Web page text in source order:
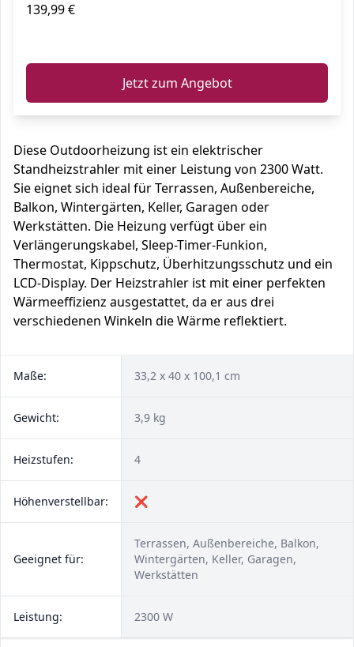
139,99 €
Jetzt zum Angebot
Diese Outdoorheizung ist ein elektrischer
Standheizstrahler mit einer Leistung von 2300 Watt.
Sie eignet sich ideal für Terrassen, Außenbereiche,
Balkon, Wintergärten, Keller, Garagen oder
Werkstätten. Die Heizung verfügt über ein
Verlängerungskabel, Sleep-Timer-Funkion,
Thermostat, Kippschutz, Überhitzungsschutz und ein
LCD-Display. Der Heizstrahler ist mit einer perfekten
Wärmeeffizienz ausgestattet, da er aus drei
verschiedenen Winkeln die Wärme reflektiert.
Maße: 33,2 x 40 x 100,1 cm
Gewicht: 3,9 kg
Heizstufen: 4
Höhenverstellbar: ❌
Geeignet für:
Terrassen, Außenbereiche, Balkon,
Wintergärten, Keller, Garagen,
Werkstätten
Leistung: 2300 W